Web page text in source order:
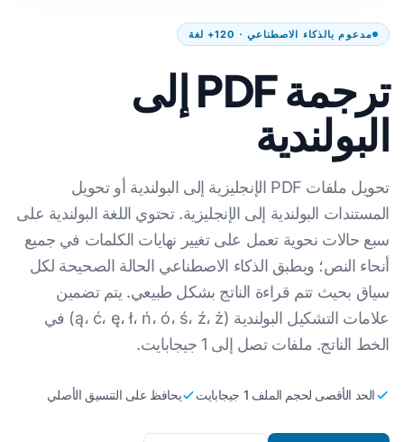
مدعوم بالذكاء الاصطناعي · 120+ لغة
ترجمة PDF إلى
البولندية
تحويل ملفات PDF الإنجليزية إلى البولندية أو تحويل
المستندات البولندية إلى الإنجليزية. تحتوي اللغة البولندية على
سبع حالات نحوية تعمل على تغيير نهايات الكلمات في جميع
أنحاء النص؛ ويطبق الذكاء الاصطناعي الحالة الصحيحة لكل
سياق بحيث تتم قراءة الناتج بشكل طبيعي. يتم تضمين
علامات التشكيل البولندية (ą، ć، ę، ł، ń، ó، ś، ź، ż) في
الخط الناتج. ملفات تصل إلى 1 جيجابايت.
الحد الأقصى لحجم الملف 1 جيجابايت يحافظ على التنسيق الأصلي